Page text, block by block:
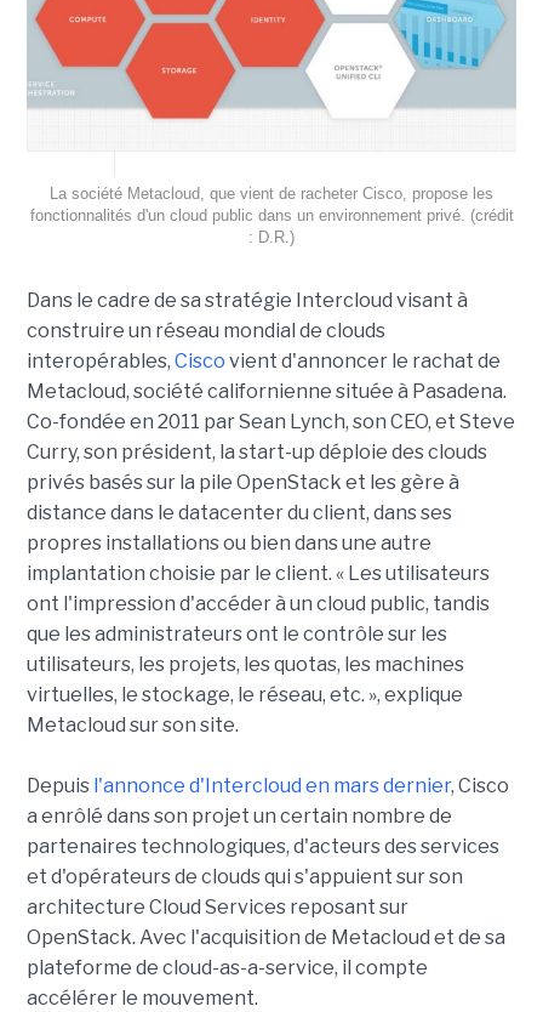
La société Metacloud, que vient de racheter Cisco, propose les
fonctionnalités d'un cloud public dans un environnement privé. (crédit
: D.R.)
Dans le cadre de sa stratégie Intercloud visant à
construire un réseau mondial de clouds
interopérables, Cisco vient d'annoncer le rachat de
Metacloud, société californienne située à Pasadena.
Co-fondée en 2011 par Sean Lynch, son CEO, et Steve
Curry, son président, la start-up déploie des clouds
privés basés sur la pile OpenStack et les gère à
distance dans le datacenter du client, dans ses
propres installations ou bien dans une autre
implantation choisie par le client. « Les utilisateurs
ont l'impression d'accéder à un cloud public, tandis
que les administrateurs ont le contrôle sur les
utilisateurs, les projets, les quotas, les machines
virtuelles, le stockage, le réseau, etc. », explique
Metacloud sur son site.
Depuis l'annonce d'Intercloud en mars dernier, Cisco
a enrôlé dans son projet un certain nombre de
partenaires technologiques, d'acteurs des services
et d'opérateurs de clouds qui s'appuient sur son
architecture Cloud Services reposant sur
OpenStack. Avec l'acquisition de Metacloud et de sa
plateforme de cloud-as-a-service, il compte
accélérer le mouvement.